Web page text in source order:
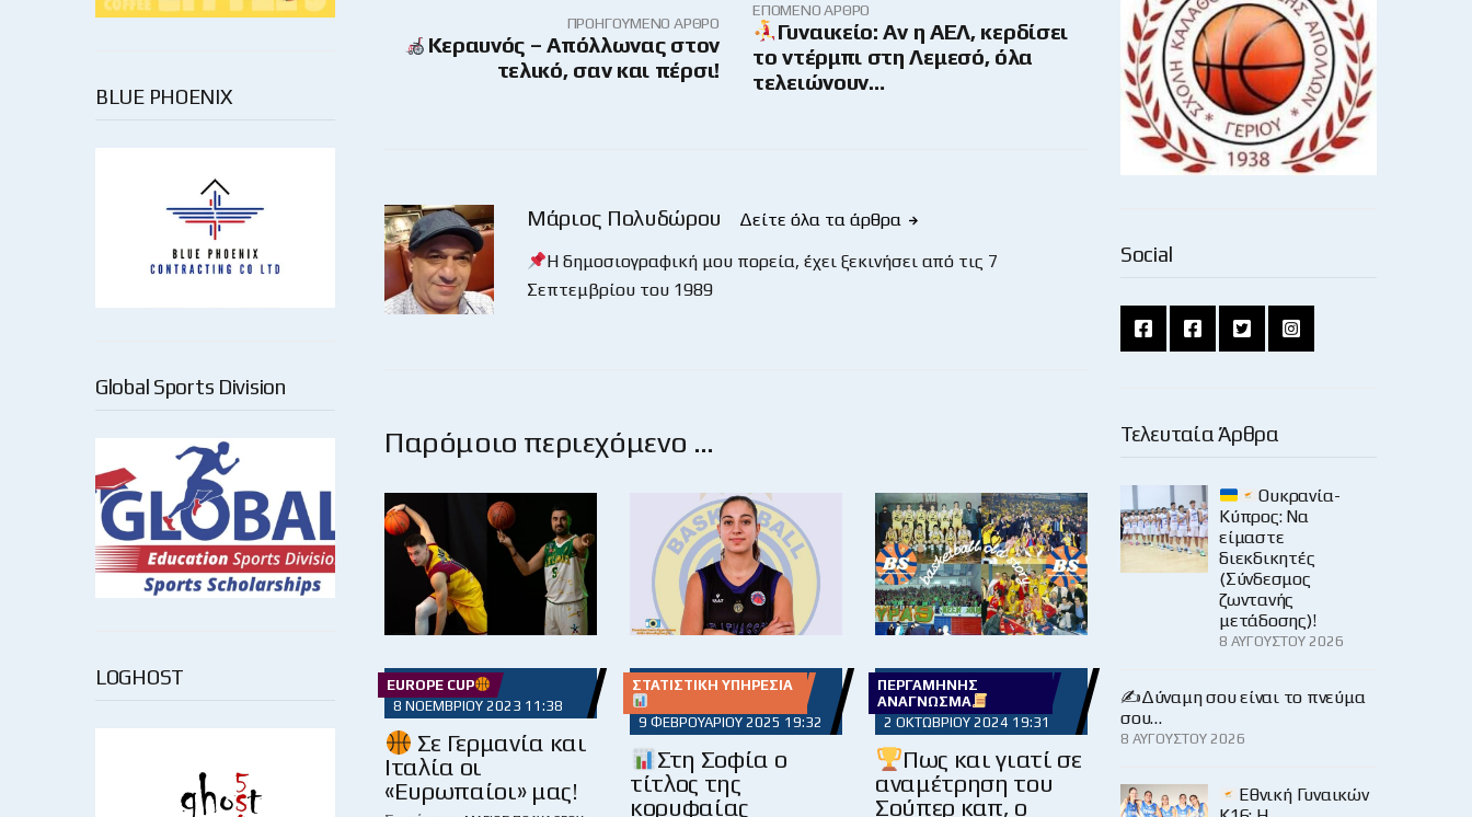
BLUE PHOENIX
Global Sports Division
LOGHOST
ΠΡΟΗΓΟΎΜΕΝΟ ΆΡΘΡΟ
Κεραυνός – Απόλλωνας στον
τελικό, σαν και πέρσι!
ΕΠΌΜΕΝΟ ΆΡΘΡΟ
Γυναικείο: Αν η ΑΕΛ, κερδίσει
το ντέρμπι στη Λεμεσό, όλα
τελειώνουν…
Μάριος Πολυδώρου
Δείτε όλα τα άρθρα
Η δημοσιογραφική μου πορεία, έχει ξεκινήσει από τις 7
Σεπτεμβρίου του 1989
Παρόμοιο περιεχόμενο …
EUROPE CUP
8 ΝΟΕΜΒΡΊΟΥ 2023 11:38
Σε Γερμανία και
Ιταλία οι
«Ευρωπαίοι» μας!
ΣΤΑΤΙΣΤΙΚΉ ΥΠΗΡΕΣΊΑ
9 ΦΕΒΡΟΥΑΡΊΟΥ 2025 19:32
Στη Σοφία ο
τίτλος της
κορυφαίας
ΠΕΡΓΑΜΗΝΉΣ
ΑΝΆΓΝΩΣΜΑ
2 ΟΚΤΩΒΡΊΟΥ 2024 19:31
Πως και γιατί σε
αναμέτρηση του
Σούπερ καπ, ο
Social
Τελευταία Άρθρα
Ουκρανία-
Κύπρος: Να
είμαστε
διεκδικητές
(Σύνδεσμος
ζωντανής
μετάδοσης)!
8 ΑΥΓΟΎΣΤΟΥ 2026
✍️Δύναμη σου είναι το πνεύμα
σου…
8 ΑΥΓΟΎΣΤΟΥ 2026
Εθνική Γυναικών